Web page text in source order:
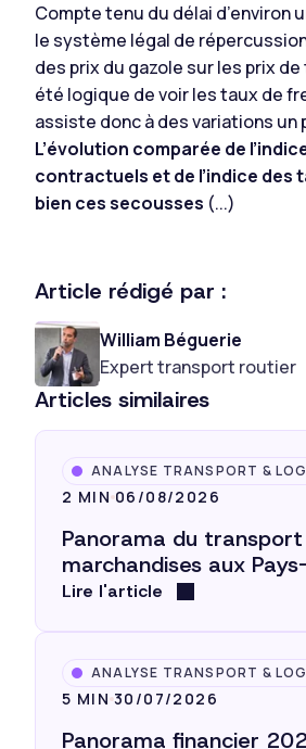
Article rédigé par :
William Béguerie
Expert transport routier
Articles similaires
ANALYSE TRANSPORT &
2 MIN 06/08/2026
Panorama du
marchandises aux
Lire l'article
ANALYSE TRANSPORT &
5 MIN 30/07/2026
Panorama financier
Compte tenu du délai d’environ
le système légal de
des prix du gazole sur les prix
été logique de voir les taux de
assiste donc à des variations un
L’évolution comparée de
contractuels et de l’indice des
bien ces secousses (...)